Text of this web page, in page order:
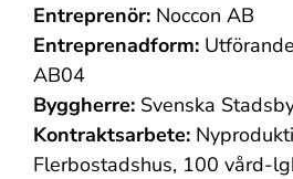
Entreprenör:Noccon AB
Entreprenadform:
AB04
Byggherre:Svenska
Kontraktsarbete:
Flerbostadshus, 100 vård-